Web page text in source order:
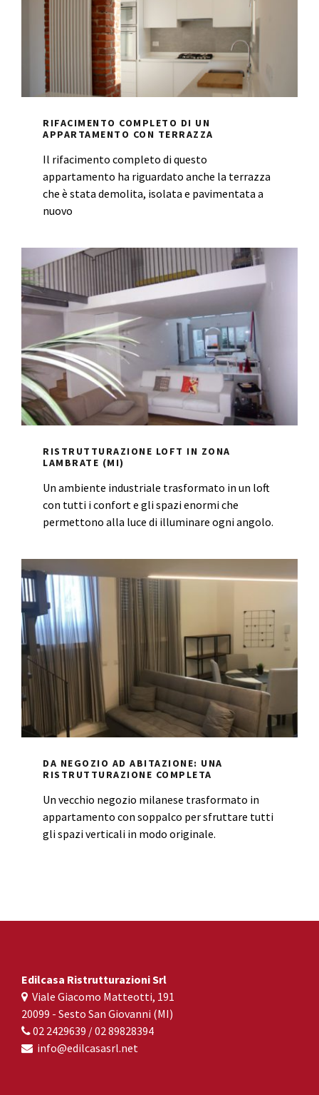
RIFACIMENTO COMPLETO DI UN
APPARTAMENTO CON TERRAZZA
Il rifacimento completo di questo
appartamento ha riguardato anche la terrazza
che è stata demolita, isolata e pavimentata a
nuovo
RISTRUTTURAZIONE LOFT IN ZONA
LAMBRATE (MI)
Un ambiente industriale trasformato in un loft
con tutti i confort e gli spazi enormi che
permettono alla luce di illuminare ogni angolo.
DA NEGOZIO AD ABITAZIONE: UNA
RISTRUTTURAZIONE COMPLETA
Un vecchio negozio milanese trasformato in
appartamento con soppalco per sfruttare tutti
gli spazi verticali in modo originale.
Edilcasa Ristrutturazioni Srl
Viale Giacomo Matteotti, 191
20099 - Sesto San Giovanni (MI)
02 2429639 /02 89828394
info@edilcasasrl.net